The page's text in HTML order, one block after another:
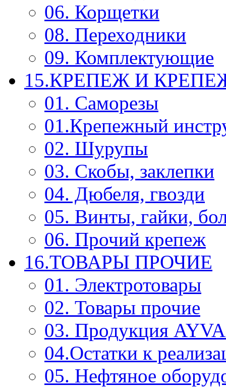
06. Корщетки
08. Переходники
09. Комплектующие
15.КРЕПЕЖ И
01. Саморезы
01.Крепежный
02. Шурупы
03. Скобы, заклепки
04. Дюбеля, гвозди
05. Винты, гайки,
06. Прочий крепеж
16.ТОВАРЫ ПРОЧИЕ
01. Электротовары
02. Товары прочие
03. Продукция
04.Остатки к
05. Нефтяное